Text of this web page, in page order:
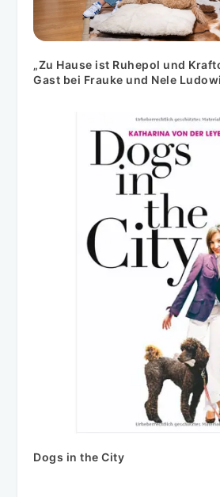
„Zu Hause ist Ruhepol und
Gast bei Frauke und Nele
Dogs in the City